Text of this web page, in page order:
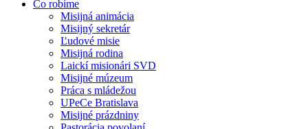
Čo robíme
Misijná animácia
Misijný sekretár
Ľudové misie
Misijná rodina
Laickí misionári SVD
Misijné múzeum
Práca s mládežou
UPeCe Bratislava
Misijné prázdniny